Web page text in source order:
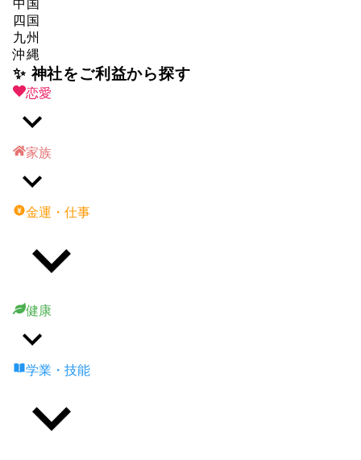
中国
四国
九州
沖縄
✨ 神社をご利益から探す
恋愛
家族
金運・仕事
健康
学業・技能